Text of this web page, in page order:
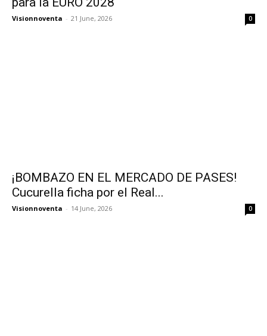
Visionnoventa - 21 June, 2026 0
¡BOMBAZO EN EL MERCADO DE PASES!
Cucurella ficha por el Real...
Visionnoventa - 14 June, 2026 0